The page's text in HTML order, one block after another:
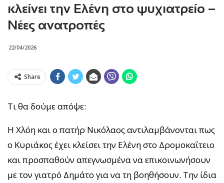
κλείνει την Ελένη στο ψυχιατρείο –
Νέες ανατροπές
22/04/2026
Share
Τι θα δούμε απόψε:
Η Χλόη και ο πατήρ Νικόλαος αντιλαμβάνονται πως
ο Κυριάκος έχει κλείσει την Ελένη στο Δρομοκαΐτειο
και προσπαθούν απεγνωσμένα να επικοινωνήσουν
με τον γιατρό Δημάτο για να τη βοηθήσουν. Την ίδια